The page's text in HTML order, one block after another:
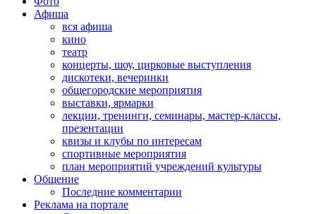
Афиша
вся афиша
кино
театр
концерты, шоу, цирковые выступления
дискотеки, вечеринки
общегородские мероприятия
выставки, ярмарки
лекции, тренинги, семинары, мастер-классы,
презентации
квизы и клубы по интересам
спортивные мероприятия
план мероприятий учреждений культуры
Общение
Последние комментарии
Реклама на портале